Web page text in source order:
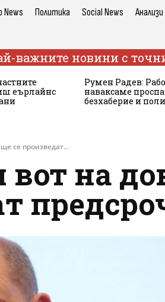
News Политика Social News Анализи
важните новини с
еърлайнс
Румен Радев:
наваксаме
безхаберие и
се произведат...
на